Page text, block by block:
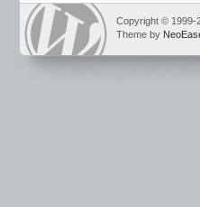
Copyright © 1999-
Theme by